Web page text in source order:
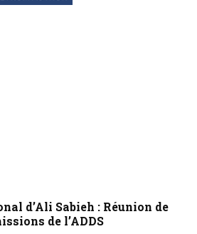
d’Ali Sabieh : Réunion de
de l’ADDS